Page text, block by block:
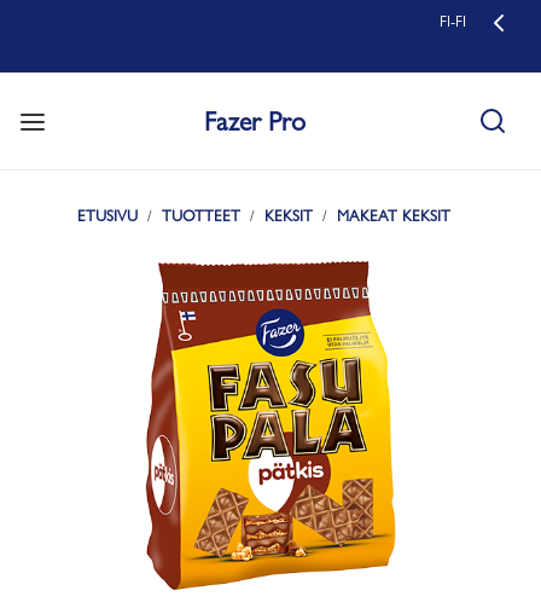
FI-FI
Fazer Pro
ETUSIVU TUOTTEET KEKSIT MAKEAT KEKSIT